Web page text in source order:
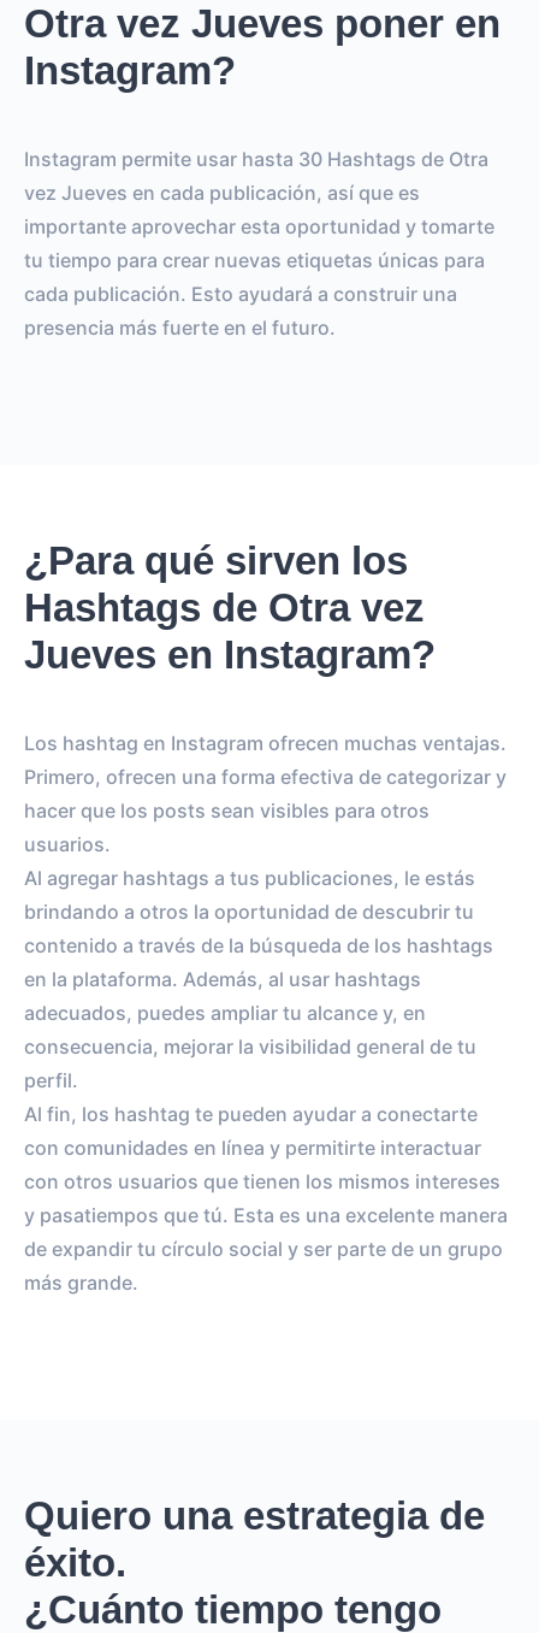
Otra vez Jueves poner en
Instagram?
Instagram permite usar hasta 30 Hashtags de Otra
vez Jueves en cada publicación, así que es
importante aprovechar esta oportunidad y tomarte
tu tiempo para crear nuevas etiquetas únicas para
cada publicación. Esto ayudará a construir una
presencia más fuerte en el futuro.
¿Para qué sirven los
Hashtags de Otra vez
Jueves en Instagram?
Los hashtag en Instagram ofrecen muchas ventajas.
Primero, ofrecen una forma efectiva de categorizar y
hacer que los posts sean visibles para otros
usuarios.
Al agregar hashtags a tus publicaciones, le estás
brindando a otros la oportunidad de descubrir tu
contenido a través de la búsqueda de los hashtags
en la plataforma. Además, al usar hashtags
adecuados, puedes ampliar tu alcance y, en
consecuencia, mejorar la visibilidad general de tu
perfil.
Al fin, los hashtag te pueden ayudar a conectarte
con comunidades en línea y permitirte interactuar
con otros usuarios que tienen los mismos intereses
y pasatiempos que tú. Esta es una excelente manera
de expandir tu círculo social y ser parte de un grupo
más grande.
Quiero una estrategia de
éxito.
¿Cuánto tiempo tengo